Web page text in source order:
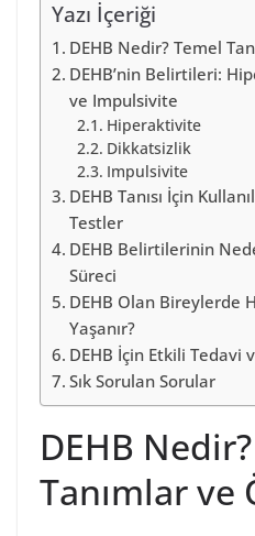
Yazı İçeriği
DEHB Nedir? Temel
DEHB’nin Belirtileri:
ve Impulsivite
Hiperaktivite
Dikkatsizlik
Impulsivite
DEHB Tanısı İçin
Testler
DEHB Belirtilerinin
Süreci
DEHB Olan Bireylerde
Yaşanır?
DEHB İçin Etkili Tedavi
Sık Sorulan Sorular
DEHB
Tanımlar ve